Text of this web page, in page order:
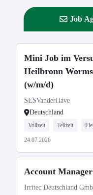
Job
Mini Job im
Heilbronn
(w/m/d)
SESVanderHave
Deutschland
Vollzeit Teilzeit
24.07.2026
Account
Irritec Deutschland